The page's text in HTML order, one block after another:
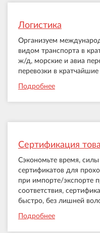
Логистика
Организуем
видом транспорта в
ж/д, морские и авиа
перевозки в кратчайшие
Подробнее
Сертификация
Сэкономьте время,
сертификатов для
при импорте/экспорте
соответствия,
быстро, без лишней
Подробнее